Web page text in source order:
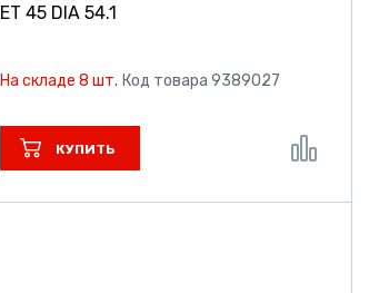
ET 45 DIA 54.1
На складе 8 шт. Код товара 9389027
КУПИТЬ